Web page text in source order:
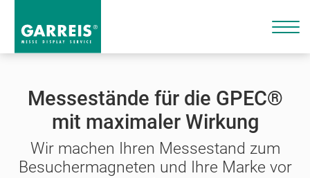
Messestände für die GPEC®
mit maximaler Wirkung
Wir machen Ihren Messestand zum
Besuchermagneten und Ihre Marke vor